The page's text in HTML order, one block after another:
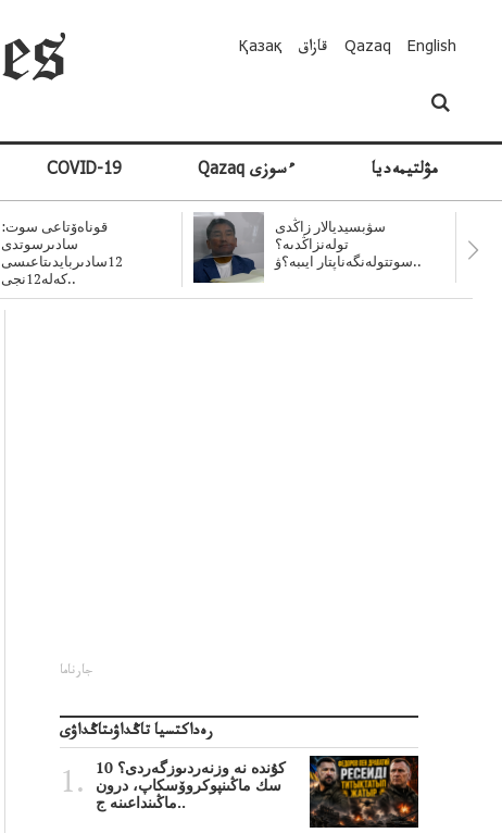
Қазақ قازاق Qazaq English
COVID-19 Qazaq ءسوزى مۋلتيمەديا
قوناەۆتاعى سوت:
سادىرسوتدى
12سادىربايدىتاعىسى
كەلە12نجى..
سۋبسيديالار زاڭدى
تولەنزاڭدىە؟
سوتتولەنگەناپتار ايىبە؟ۋ..
جارناما
رەداكتسيا تاڭداۋىتاڭداۋى
10 كۇندە نە وزنەردىوزگەردى؟
سك ماڭىنپوكروۆسكاپ، درون
ماڭىنداعىنە ج..